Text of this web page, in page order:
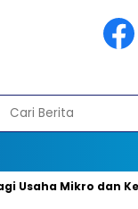
Mikro dan Kecil?